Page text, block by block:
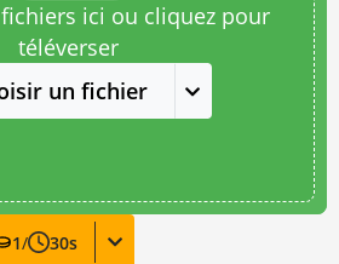
ici ou cliquez pour
téléverser
un fichier
1/ 30s